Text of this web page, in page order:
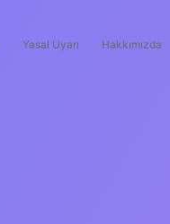
Yasal Uyarı Hakkımızda